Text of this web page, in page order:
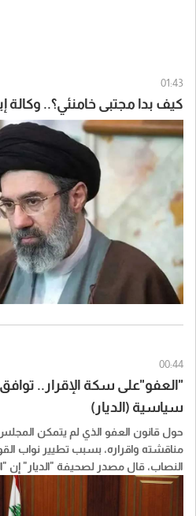
01:43
كيف بدا مجتبى خامنئي؟.. وكالة
00:44
"العفو"على سكة الإقرار..
سياسية (الديار)
حول قانون العفو الذي لم يتمكن
مناقشته واقراره، بسبب تطيير نواب
النصاب، قال مصدر لصحيفة "الديار" إن
باكثرية كبيرة، في ضوء ما جرى مؤخرا".